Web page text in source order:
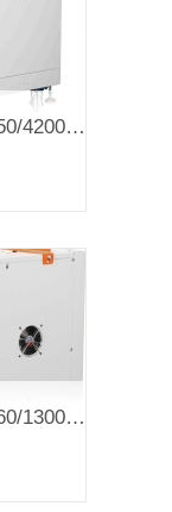
娄底鲍斯干式螺杆GSC650/4200B(D）真空泵
娄底鲍斯干式螺杆GSD160/1300B(D)真空泵